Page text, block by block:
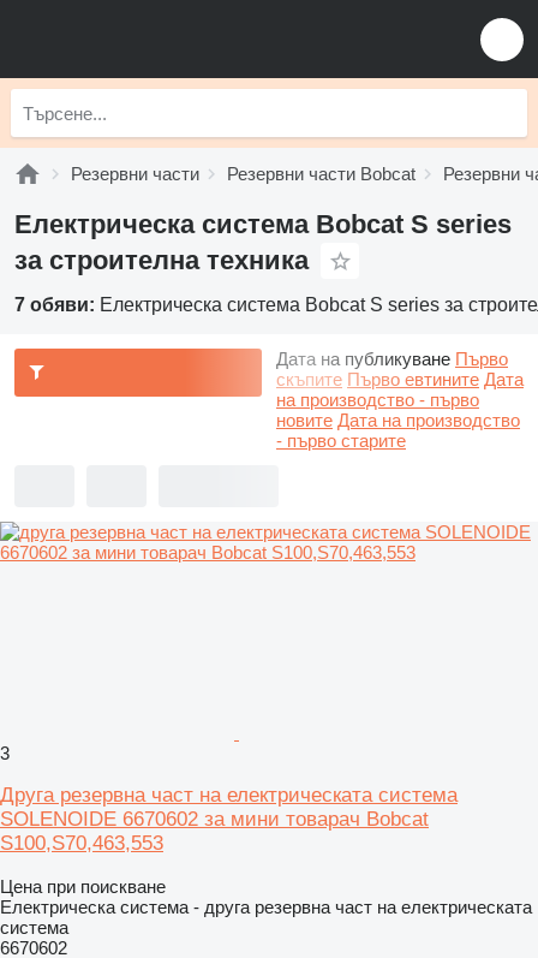
Резервни части Резервни части Bobcat Резервни
Електрическа система Bobcat S series
за строителна техника
7 обяви: Електрическа система Bobcat S series за
Дата на публикуване Първо
скъпите Първо евтините Дата
на производство - първо
новите Дата на производство
- първо старите
3
Друга резервна част на електрическата система
SOLENOIDE 6670602 за мини товарач Bobcat
S100,S70,463,553
Цена при поискване
Електрическа система - друга резервна част на електрическата
система
6670602